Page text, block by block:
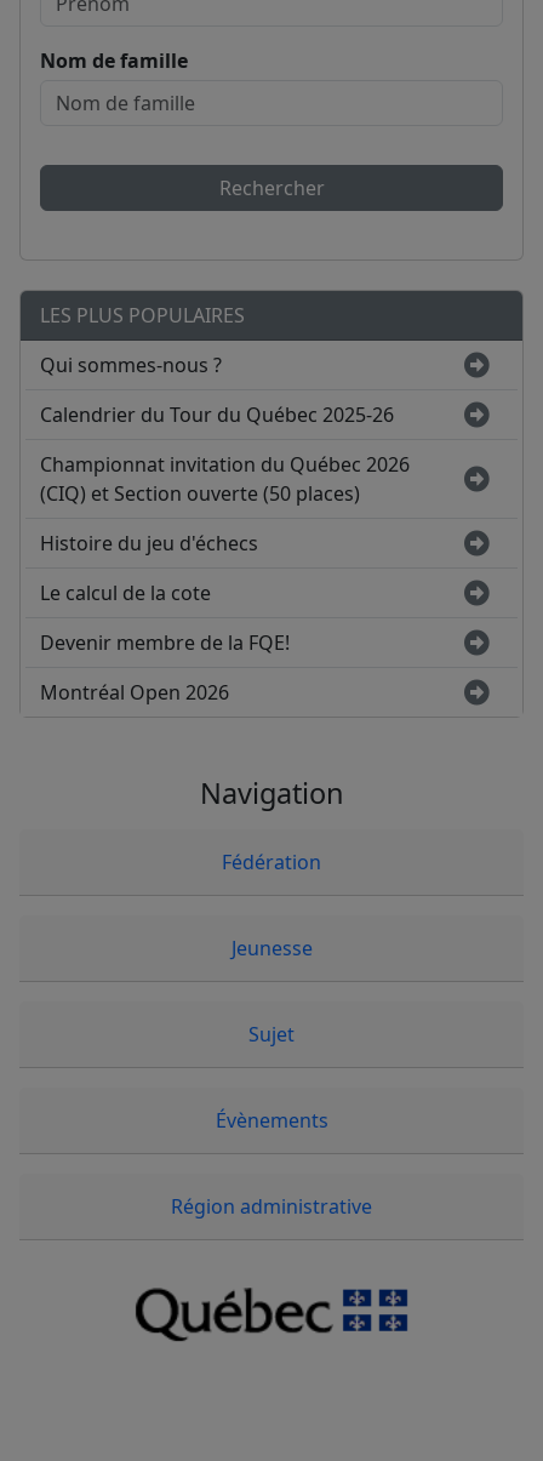
Nom de famille
Rechercher
LES PLUS POPULAIRES
Qui sommes-nous ?
Calendrier du Tour du Québec 2025-26
Championnat invitation du Québec 2026
(CIQ) et Section ouverte (50 places)
Histoire du jeu d'échecs
Le calcul de la cote
Devenir membre de la FQE!
Montréal Open 2026
Navigation
Fédération
Jeunesse
Sujet
Évènements
Région administrative